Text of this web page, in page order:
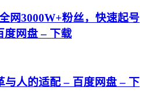
网3000W+粉丝，快速起号
度网盘 – 下载
人的适配 – 百度网盘 – 下